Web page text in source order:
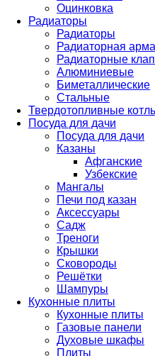
Оцинковка
Радиаторы
Радиаторы
Радиаторная
Радиаторные
Алюминиевые
Биметаллические
Стальные
Твердотопливные
Посуда для дачи
Посуда для дачи
Казаны
Афганские
Узбекские
Мангалы
Печи под казан
Аксессуары
Садж
Треноги
Крышки
Сковороды
Решётки
Шампуры
Кухонные плиты
Кухонные плиты
Газовые панели
Духовые шкафы
Плиты